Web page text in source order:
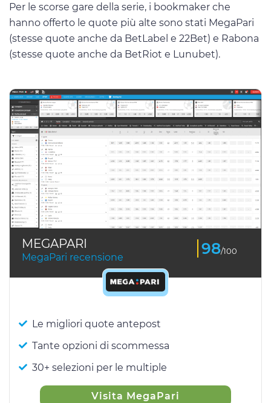
Per le scorse gare della serie, i bookmaker che
hanno offerto le quote più alte sono stati MegaPari
(stesse quote anche da BetLabel e 22Bet) e Rabona
(stesse quote anche da BetRiot e Lunubet).
MEGAPARI
MegaPari recensione 98/100
Le migliori quote antepost
Tante opzioni di scommessa
30+ selezioni per le multiple
Visita MegaPari